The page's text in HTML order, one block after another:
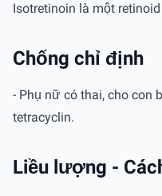
Isotretinoin là một
Chống chỉ định
- Phụ nữ có thai, cho con
tetracyclin.
Liều lượng -